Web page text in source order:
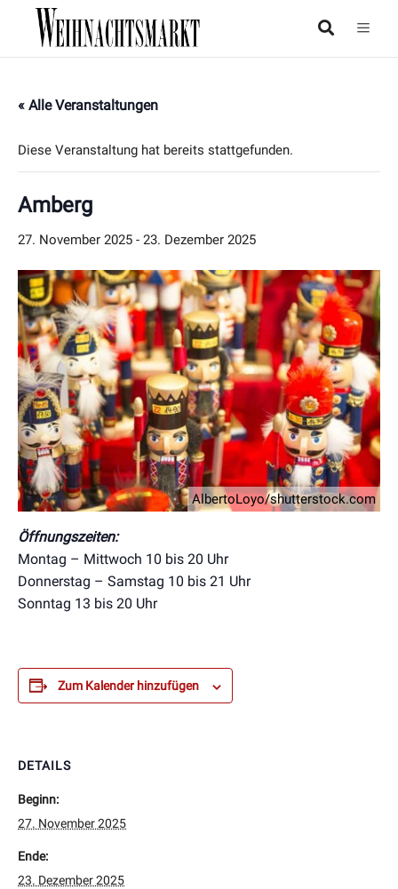
« Alle Veranstaltungen
Diese Veranstaltung hat bereits stattgefunden.
Amberg
27. November 2025 - 23. Dezember 2025
AlbertoLoyo/shutterstock.com
Öffnungszeiten:
Montag – Mittwoch 10 bis 20 Uhr
Donnerstag – Samstag 10 bis 21 Uhr
Sonntag 13 bis 20 Uhr
Zum Kalender hinzufügen
DETAILS
Beginn:
27. November 2025
Ende:
23. Dezember 2025